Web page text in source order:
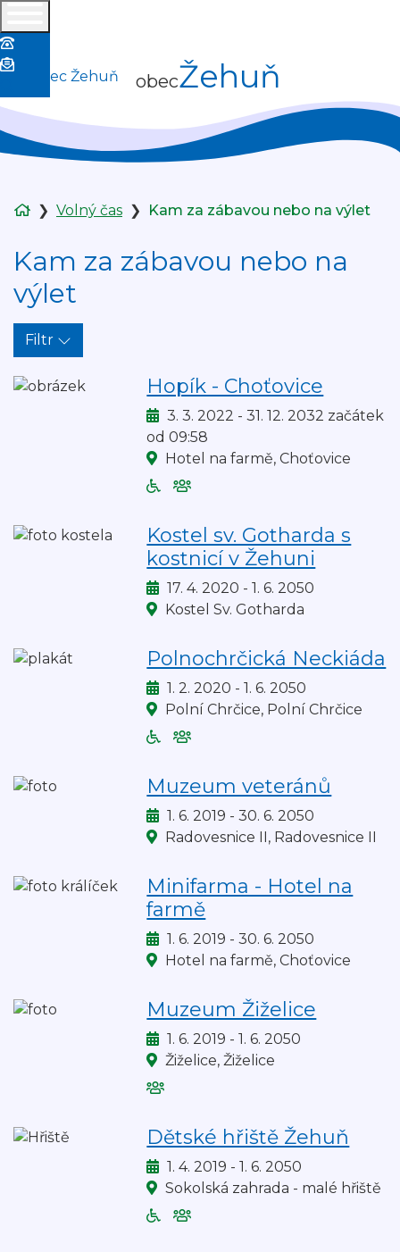
+420 325 655 379
Ou-zehun@seznam.cz
obecŽehuň
Volný čas Kam za zábavou nebo na výlet
Kam za zábavou nebo na
výlet
Filtr
Hopík - Choťovice
Kdy:
3. 3. 2022 - 31. 12. 2032 začátek
od 09:58
Kde:
Hotel na farmě, Choťovice
Bezbariérový
akcipro
děti
Kostel sv. Gotharda s
kostnicí v Žehuni
Kdy:
17. 4. 2020 - 1. 6. 2050
Kde:
Kostel Sv. Gotharda
Polnochrčická Neckiáda
Kdy:
1. 2. 2020 - 1. 6. 2050
Kde:
Polní Chrčice, Polní Chrčice
Bezbariérový
akcipro
děti
Muzeum veteránů
Kdy:
1. 6. 2019 - 30. 6. 2050
Kde:
Radovesnice II, Radovesnice II
Minifarma - Hotel na
farmě
Kdy:
1. 6. 2019 - 30. 6. 2050
Kde:
Hotel na farmě, Choťovice
Muzeum Žiželice
Kdy:
1. 6. 2019 - 1. 6. 2050
Kde:
Žiželice, Žiželice
pro
děti
Dětské hřiště Žehuň
Kdy:
1. 4. 2019 - 1. 6. 2050
Kde:
Sokolská zahrada - malé hřiště
Bezbariérový